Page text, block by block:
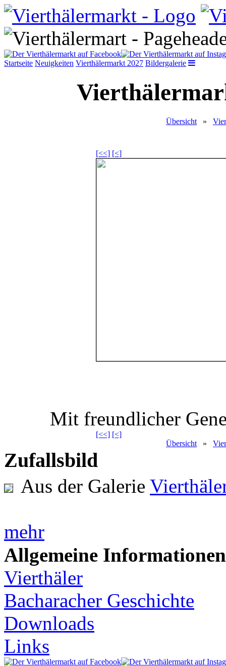
Startseite Neuigkeiten Vierthälermarkt 2027 Bildergalerie
Übersicht »
[<<] [<]
Mit freundlicher
[<<] [<]
Übersicht »
Zufallsbild
Aus der Galerie
mehr
Allgemeine Informationen
Vierthäler
Bacharacher Geschichte
Downloads
Links